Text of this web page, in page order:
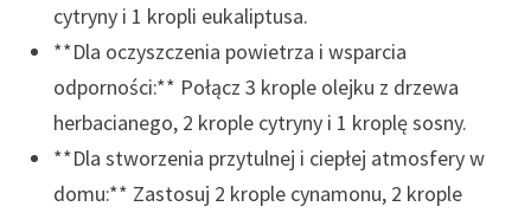
cytryny i 1 kropli eukaliptusa.
**Dla oczyszczenia powietrza i wsparcia
odporności:** Połącz 3 krople olejku z drzewa
herbacianego, 2 krople cytryny i 1 kroplę sosny.
**Dla stworzenia przytulnej i ciepłej atmosfery w
domu:** Zastosuj 2 krople cynamonu, 2 krople